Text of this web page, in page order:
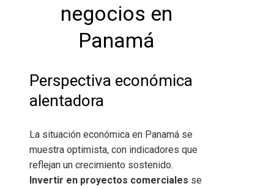
negocios en
Panamá
Perspectiva económica
alentadora
La situación económica en Panamá se
muestra optimista, con indicadores que
reflejan un crecimiento sostenido.
Invertir en proyectos comerciales se